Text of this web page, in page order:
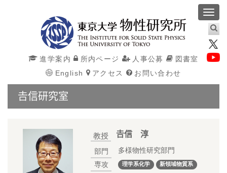
進学案内 所内ページ 人事公募
図書室
English
アクセス お問い合わせ
𠮷信研究室
教授 𠮷信 淳
部門
多様物性研究部門
専攻
理学系化学 新領域物質系